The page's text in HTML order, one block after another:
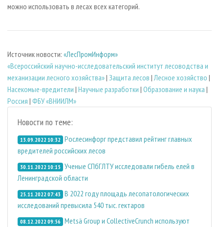
можно использовать в лесах всех категорий.
Источник новости: «ЛесПромИнформ»
«Всероссийский научно-исследовательский институт лесоводства и
механизации лесного хозяйства»| Защита лесов |Лесное хозяйство |
Насекомые-вредители | Научные разработки | Образование и наука |
Россия | ФБУ «ВНИИЛМ»
Новости по теме:
13.09.2022 10:32 Рослесинфорг представил рейтинг главных
вредителей российских лесов
30.11.2022 10:15 Ученые СПбГЛТУ исследовали гибель елей в
Ленинградской области
25.11.2022 07:43 В 2022 году площадь лесопатологических
исследований превысила 540 тыс. гектаров
08.12.2022 09:56 Metsä Group и CollectiveCrunch используют